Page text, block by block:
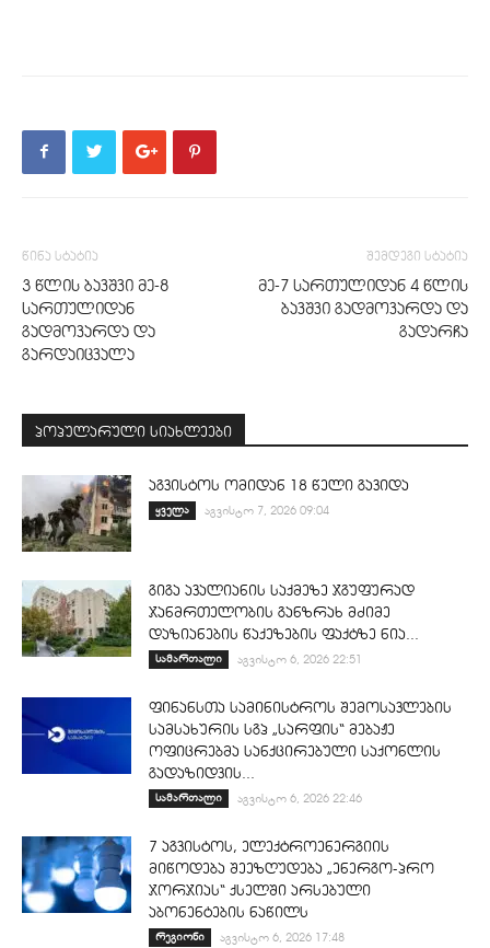
წინა სტატია
3 წლის ბავშვი მე-8
სართულიდან
გადმოვარდა და
გარდაიცვალა
შემდეგი სტატია
მე-7 სართულიდან 4 წლის
ბავშვი გადმოვარდა და
გადარჩა
პოპულარული სიახლეები
აგვისტოს ომიდან 18 წელი გავიდა
ყველა აგვისტო 7, 2026 09:04
გიგა ავალიანის საქმეზე ჯგუფურად
ჯანმრთელობის განზრახ მძიმე
დაზიანების წაქეზების ფაქტზე ნია...
სამართალი აგვისტო 6, 2026 22:51
ფინანსთა სამინისტროს შემოსავლების
სამსახურის სგპ „სარფის“ მებაჟე
ოფიცრებმა სანქცირებული საქონლის
გადაზიდვის...
სამართალი აგვისტო 6, 2026 22:46
7 აგვისტოს, ელექტროენერგიის
მიწოდება შეეზღუდება „ენერგო-პრო
ჯორჯიას“ ქსელში არსებული
აბონენტების ნაწილს
რეგიონი აგვისტო 6, 2026 17:48